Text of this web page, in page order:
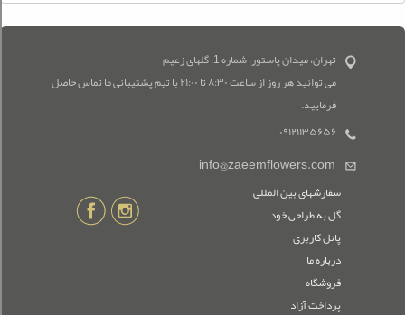
تهران، میدان پاستور، شماره 1، گلهای زعیم
می توانید هر روز از ساعت ۸:۳۰ تا ۲۱:۰۰ با تیم پشتیبانی ما تماس حاصل
فرمایید.
۰۹۱۲۱۱۳۵۶۵۶
info@zaeemflowers.com
سفارشهای بین المللی
گل به طراحی خود
پانل کاربری
درباره ما
فروشگاه
پرداخت آزاد